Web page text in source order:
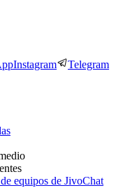
Instagram Telegram
equipos de JivoChat